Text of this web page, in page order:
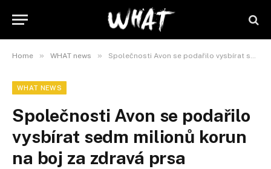
Home » WHAT news » Společnosti Avon se podařilo vysbírat sedm milionů korun na boj za zdravá prsa
WHAT NEWS
Společnosti Avon se podařilo
vysbírat sedm milionů korun
na boj za zdravá prsa